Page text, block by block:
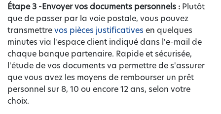
Étape 3 -Envoyer vos documents personnels : Plutôt
que de passer par la voie postale, vous pouvez
transmettrevos pièces justificatives en quelques
minutes via l'espace client indiqué dans l'e-mail de
chaque banque partenaire. Rapide et sécurisée,
l'étude de vos documents va permettre de s'assurer
que vous avez les moyens de rembourser un prêt
personnel sur 8, 10 ou encore 12 ans, selon votre
choix.